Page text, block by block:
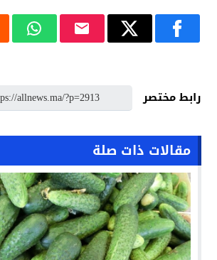
رابط مختصر
مقالات ذات صلة